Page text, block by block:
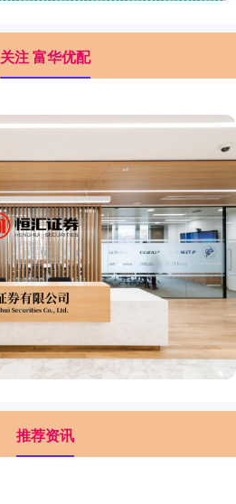
关注 富华优配
推荐资讯